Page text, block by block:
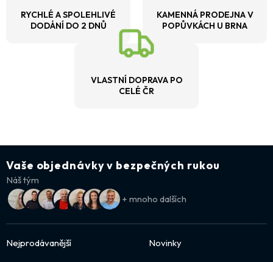
RYCHLÉ A SPOLEHLIVÉ
DODÁNÍ DO 2 DNŮ
KAMENNÁ PRODEJNA V
POPŮVKÁCH U BRNA
VLASTNÍ DOPRAVA PO
CELÉ ČR
Vaše objednávky v bezpečných rukou
Náš tým
+ mnoho dalších
Nejprodávanější Novinky